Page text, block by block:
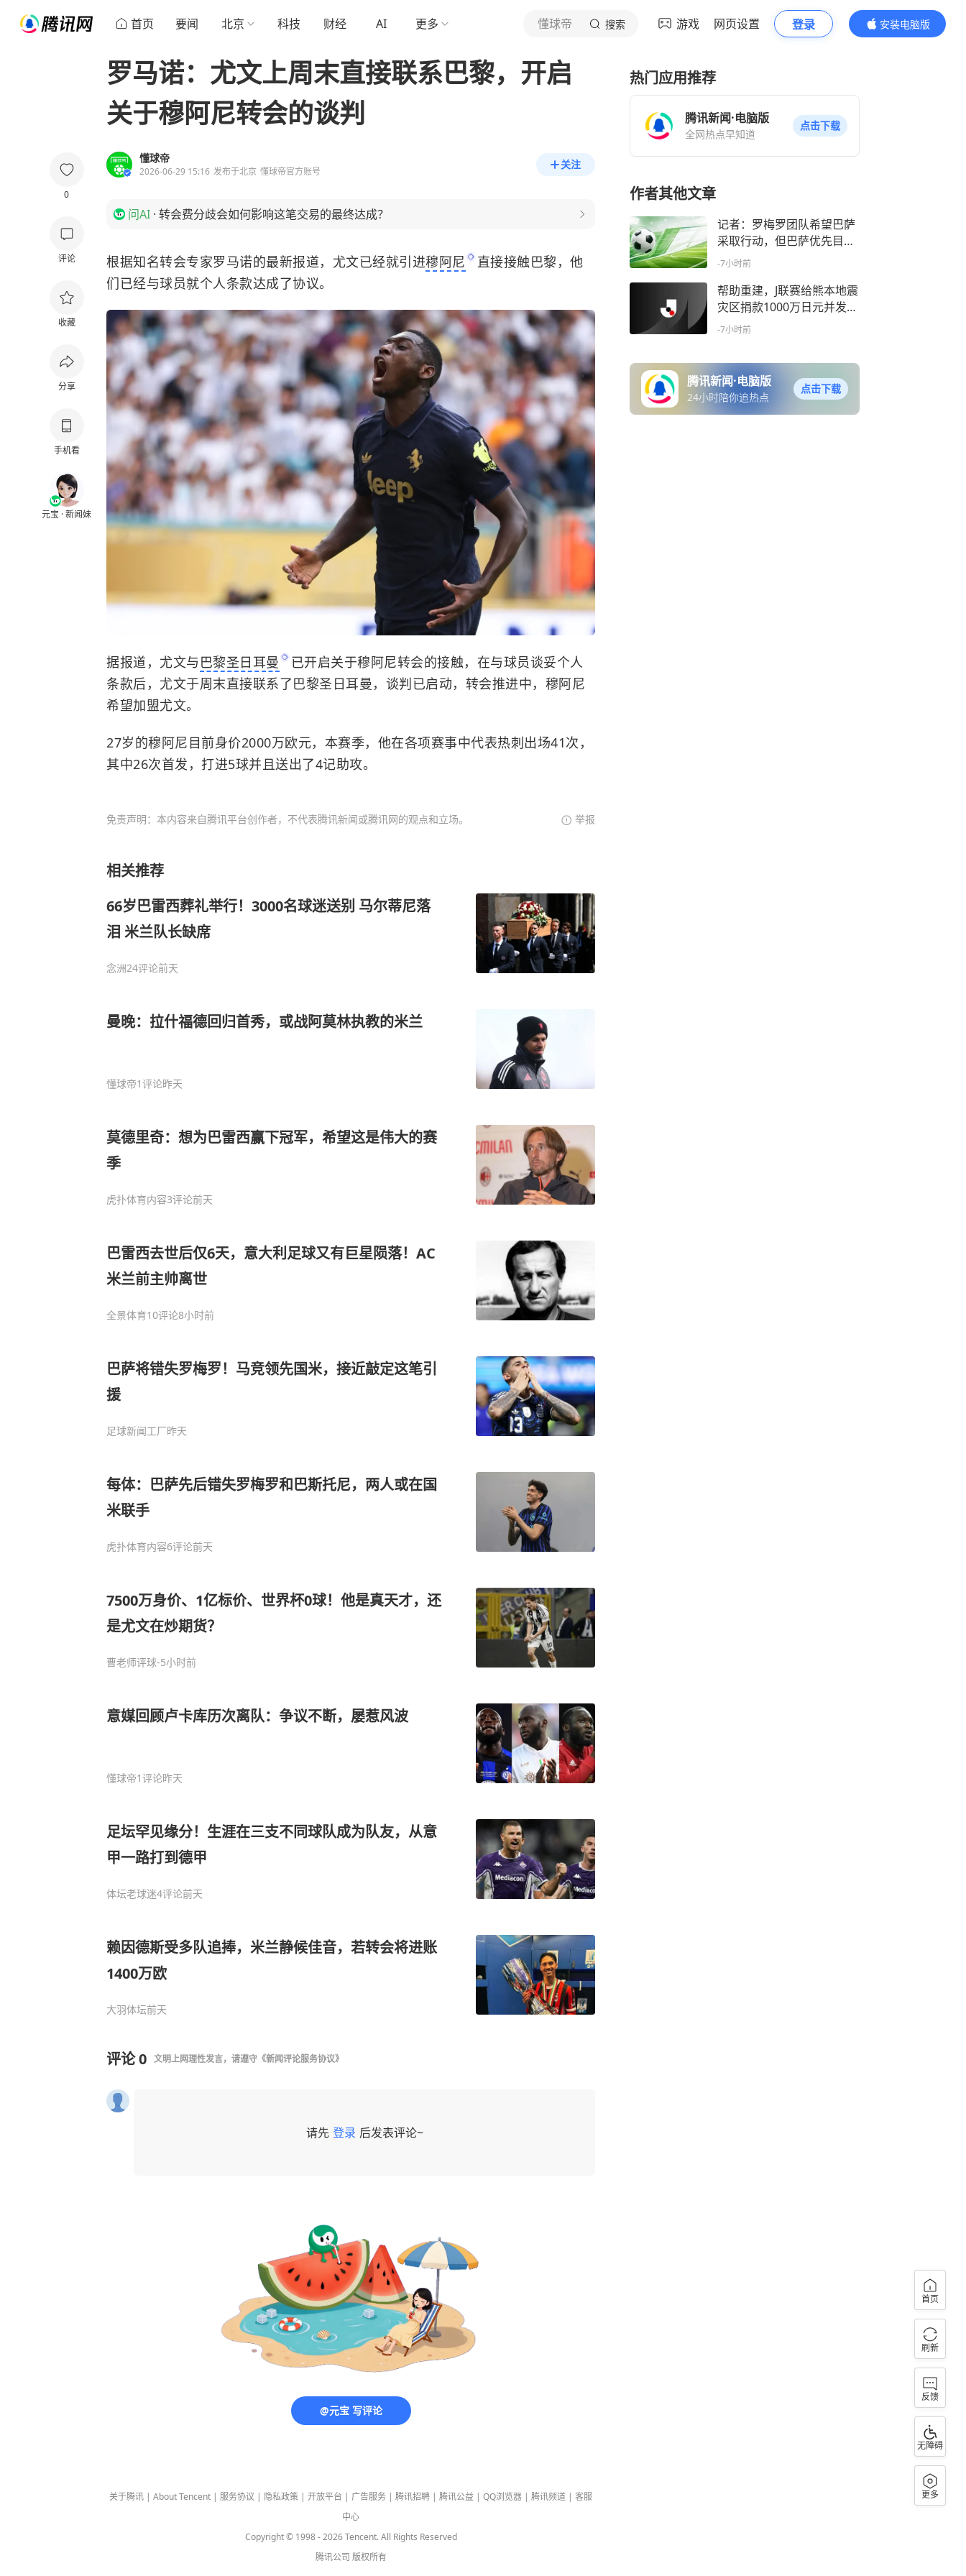
首页 要闻 北京 科技 财经 AI 更多 懂球帝 搜索 游戏 网页设置 登录
安装电脑版
内容更精彩
0
评论
收藏
分享
手机看
元宝 · 新闻妹
罗马诺：尤文上周末直接联系巴黎，开启
关于穆阿尼转会的谈判
懂球帝
2026-06-29 15:16 发布于北京 懂球帝官方账号
关注
问AI · 转会费分歧会如何影响这笔交易的最终达成？
根据知名转会专家罗马诺的最新报道，尤文已经就引进穆阿尼
直接接触巴黎，他
们已经与球员就个人条款达成了协议。
据报道，尤文与 巴黎圣日耳曼
已开启关于穆阿尼转会的接触，在与球员谈妥个人
条款后，尤文于周末直接联系了巴黎圣日耳曼，谈判已启动，转会推进中，穆阿尼
希望加盟尤文。
27岁的穆阿尼目前身价2000万欧元，本赛季，他在各项赛事中代表热刺出场41次，
其中26次首发，打进5球并且送出了4记助攻。
免责声明：本内容来自腾讯平台创作者，不代表腾讯新闻或腾讯网的观点和立场。 举报
相关推荐
66岁巴雷西葬礼举行！3000名球迷送别 马尔蒂尼落
泪 米兰队长缺席
念洲24评论前天
曼晚：拉什福德回归首秀，或战阿莫林执教的米兰
懂球帝1评论昨天
莫德里奇：想为巴雷西赢下冠军，希望这是伟大的赛
季
虎扑体育内容3评论前天
巴雷西去世后仅6天，意大利足球又有巨星陨落！AC
米兰前主帅离世
全景体育10评论8小时前
巴萨将错失罗梅罗！马竞领先国米，接近敲定这笔引
援
足球新闻工厂昨天
每体：巴萨先后错失罗梅罗和巴斯托尼，两人或在国
米联手
虎扑体育内容6评论前天
7500万身价、1亿标价、世界杯0球！他是真天才，还
是尤文在炒期货？
曹老师评球-5小时前
意媒回顾卢卡库历次离队：争议不断，屡惹风波
懂球帝1评论昨天
足坛罕见缘分！生涯在三支不同球队成为队友，从意
甲一路打到德甲
体坛老球迷4评论前天
赖因德斯受多队追捧，米兰静候佳音，若转会将进账
1400万欧
大羽体坛前天
评论0 文明上网理性发言，请遵守 《新闻评论服务协议》
请先 登录 后发表评论~
@元宝 写评论
关于腾讯 | About Tencent | 服务协议 | 隐私政策 | 开放平台 | 广告服务 | 腾讯招聘 | 腾讯公益 | QQ浏览器 | 腾讯频道 | 客服
中心
Copyright © 1998 -2026Tencent. All Rights Reserved
腾讯公司 版权所有
热门应用推荐
腾讯新闻·电脑版
全网热点早知道
点击下载
作者其他文章
记者：罗梅罗团队希望巴萨
采取行动，但巴萨优先目标
是罗德里
-7小时前
帮助重建，J联赛给熊本地震
灾区捐款1000万日元并发起
募捐活动
-7小时前
腾讯新闻·电脑版
24小时陪你追热点
点击下载
首页
刷新
反馈
无障碍
更多